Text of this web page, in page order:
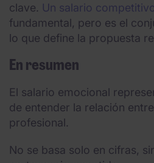
clave. Un salario competitivo
fundamental, pero es el
lo que define la propuesta
En resumen
El salario emocional
de entender la relación
profesional.
No se basa solo en cifras,